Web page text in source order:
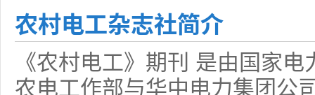
农村电工杂志社简介
《农村电工》期刊 是由国家
农电工作部与华中电力集团公